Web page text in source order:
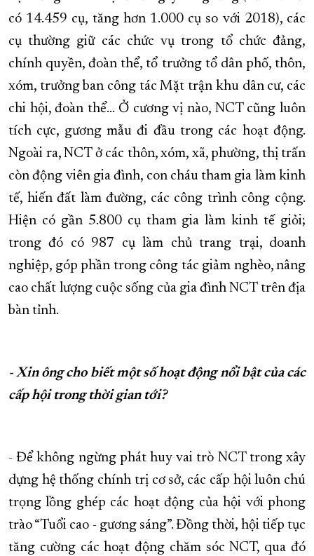
có 14.459 cụ, tăng hơn 1.000 cụ so với 2018), các
cụ thường giữ các chức vụ trong tổ chức đảng,
chính quyền, đoàn thể, tổ trưởng tổ dân phố, thôn,
xóm, trưởng ban công tác Mặt trận khu dân cư, các
chi hội, đoàn thể... Ở cương vị nào, NCT cũng luôn
tích cực, gương mẫu đi đầu trong các hoạt động.
Ngoài ra, NCT ở các thôn, xóm, xã, phường, thị trấn
còn động viên gia đình, con cháu tham gia làm kinh
tế, hiến đất làm đường, các công trình công cộng.
Hiện có gần 5.800 cụ tham gia làm kinh tế giỏi;
trong đó có 987 cụ làm chủ trang trại, doanh
nghiệp, góp phần trong công tác giảm nghèo, nâng
cao chất lượng cuộc sống của gia đình NCT trên địa
bàn tỉnh.
- Xin ông cho biết một số hoạt động nổi bật của các
cấp hội trong thời gian tới?
- Để không ngừng phát huy vai trò NCT trong xây
dựng hệ thống chính trị cơ sở, các cấp hội luôn chú
trọng lồng ghép các hoạt động của hội với phong
trào “Tuổi cao - gương sáng”. Đồng thời, hội tiếp tục
tăng cường các hoạt động chăm sóc NCT, qua đó